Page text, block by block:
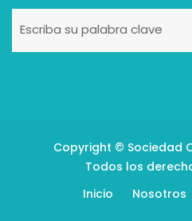
Copyright © Sociedad
Todos los
Inicio
Nosotros